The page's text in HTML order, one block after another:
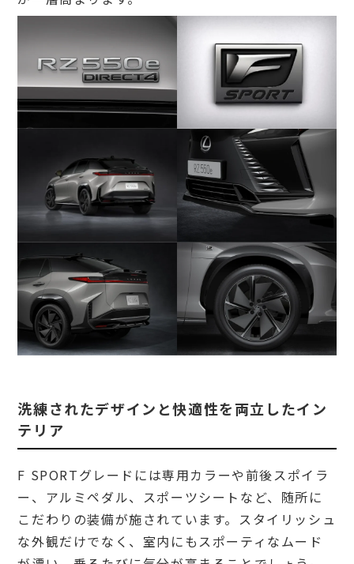
洗練されたデザインと快適性を両立したイン
テリア
F SPORTグレードには専用カラーや前後スポイラ
ー、アルミペダル、スポーツシートなど、随所に
こだわりの装備が施されています。スタイリッシュ
な外観だけでなく、室内にもスポーティなムード